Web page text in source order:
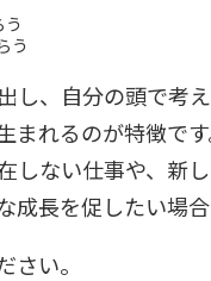
う
、自分の頭で考
れるのが特徴です
ない仕事や、新
長を促したい場合
い。